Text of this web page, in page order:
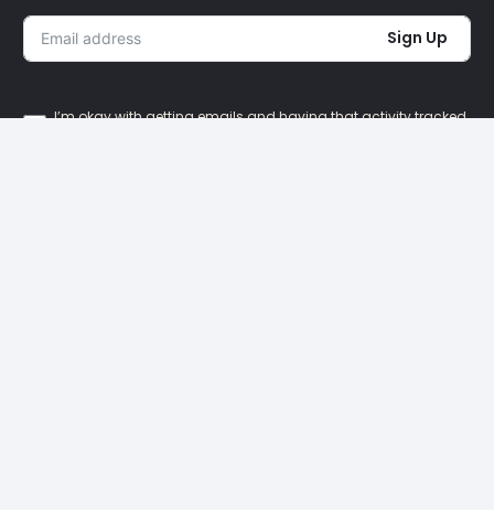
Sign Up
I’m okay with getting emails and having that activity tracked